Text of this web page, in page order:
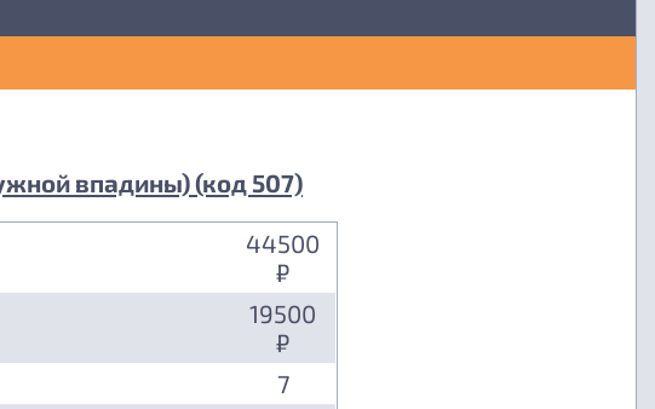
впадины) (код 507)
44500
₽
19500
₽
7